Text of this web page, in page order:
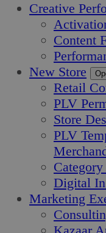
Creative
Content
New Store
Retail
PLV
Store
PLV
Digital
Marketing